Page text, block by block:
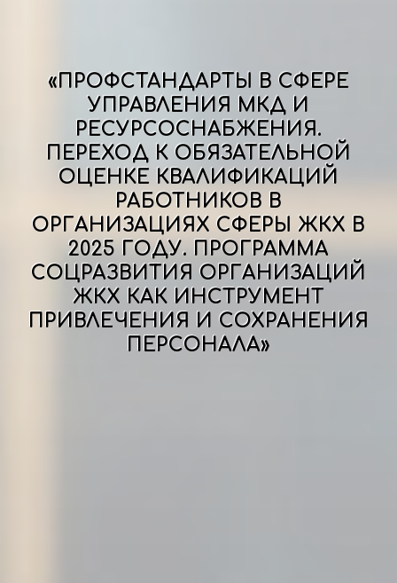
«ПРОФСТАНДАРТЫ В СФЕРЕ
УПРАВЛЕНИЯ МКД И
РЕСУРСОСНАБЖЕНИЯ.
ПЕРЕХОД К ОБЯЗАТЕЛЬНОЙ
ОЦЕНКЕ КВАЛИФИКАЦИЙ
РАБОТНИКОВ В
ОРГАНИЗАЦИЯХ СФЕРЫ ЖКХ В
2025 ГОДУ. ПРОГРАММА
СОЦРАЗВИТИЯ ОРГАНИЗАЦИЙ
ЖКХ КАК ИНСТРУМЕНТ
ПРИВЛЕЧЕНИЯ И СОХРАНЕНИЯ
ПЕРСОНАЛА»